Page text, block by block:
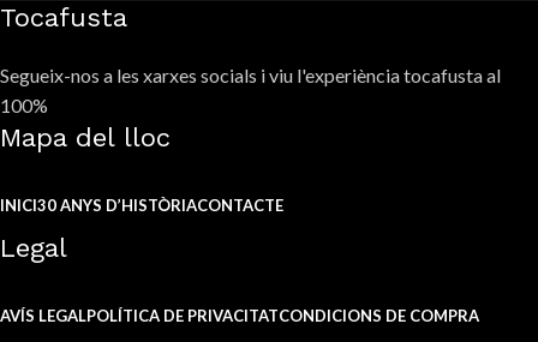
Tocafusta
Segueix-nos a les xarxes socials i viu l'experiència tocafusta al
100%
Mapa del lloc
INICI30 ANYS D’HISTÒRIACONTACTE
Legal
AVÍS LEGALPOLÍTICA DE PRIVACITATCONDICIONS DE COMPRA